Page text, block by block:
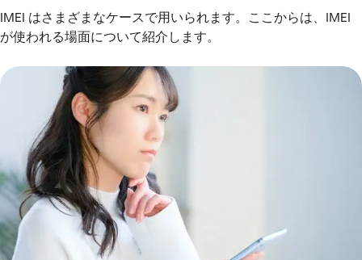
IMEI はさまざまなケースで用いられます。ここからは、IMEI
が使われる場面について紹介します。